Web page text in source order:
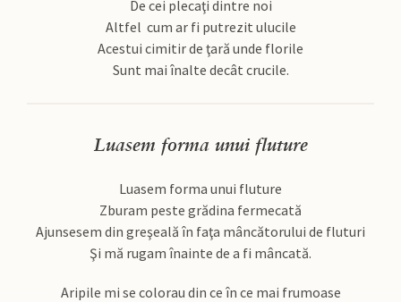
De cei plecaţi dintre noi
Altfel cum ar fi putrezit ulucile
Acestui cimitir de ţară unde florile
Sunt mai înalte decât crucile.
Luasem forma unui fluture
Luasem forma unui fluture
Zburam peste grădina fermecată
Ajunsesem din greşeală în faţa mâncătorului de fluturi
Şi mă rugam înainte de a fi mâncată.
Aripile mi se colorau din ce în ce mai frumoase